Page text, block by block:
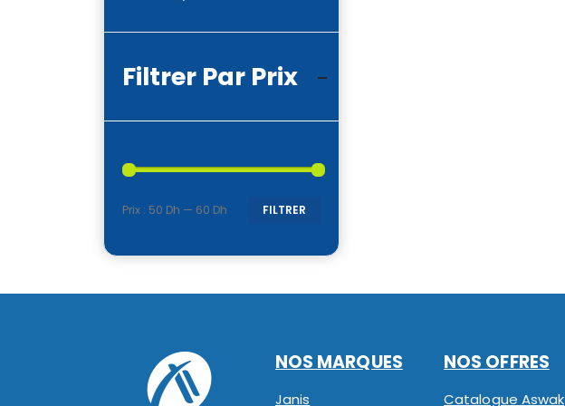
Filtrer Par Prix
FILTRER
Prix : 50 Dh — 60 Dh
NOS MARQUES
Janis
NOS OFFRES
Catalogue Aswak